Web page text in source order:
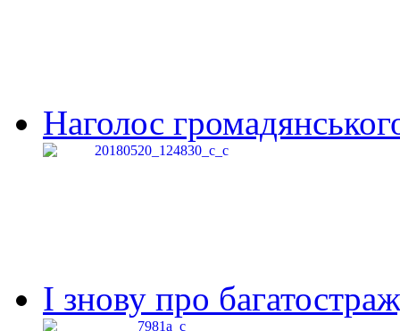
Наголос
І знову про